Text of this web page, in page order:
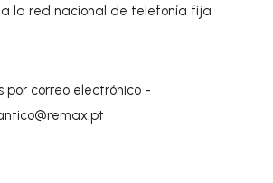
la red nacional de telefonía fija
por correo electrónico -